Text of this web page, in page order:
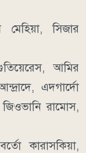
সিজার
আমির
এদগার্দো
রামোস,
কারাসকিয়া,